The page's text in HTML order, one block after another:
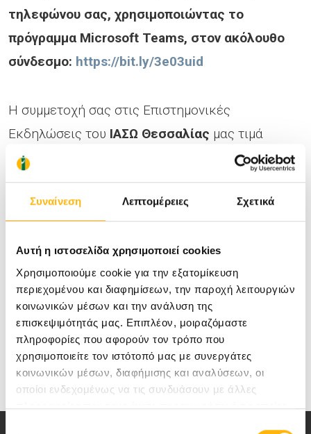
Συναίνεση Λεπτομέρειες Σχετικά
Αυτή η ιστοσελίδα χρησιμοποιεί cookies
Χρησιμοποιούμε cookie για την εξατομίκευση
περιεχομένου και διαφημίσεων, την παροχή λειτουργιών
κοινωνικών μέσων και την ανάλυση της
επισκεψιμότητάς μας. Επιπλέον, μοιραζόμαστε
πληροφορίες που αφορούν τον τρόπο που
χρησιμοποιείτε τον ιστότοπό μας με συνεργάτες
κοινωνικών μέσων, διαφήμισης και αναλύσεων, οι
οποίοι ενδεχομένως να τις συνδυάσουν με άλλες
πληροφορίες που τους έχετε παραχωρήσει ή τις οποίες
τηλεφώνου σας, χρησιμοποιώντας το
πρόγραμμα Microsoft Teams, στον ακόλουθο
σύνδεσμο: https://bit.ly/3e03uid
Η συμμετοχή σας στις Επιστημονικές
Εκδηλώσεις του ΙΑΣΩ Θεσσαλίας μας τιμά
ιδιαίτερα.